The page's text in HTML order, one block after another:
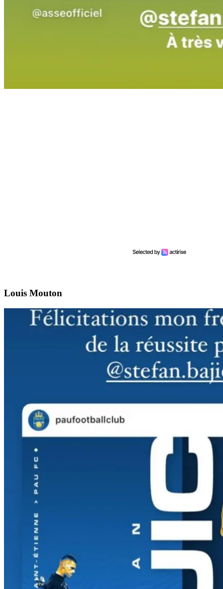
Louis Mouton